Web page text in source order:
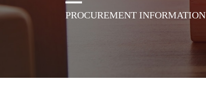
PROCUREMENT INFORMATION